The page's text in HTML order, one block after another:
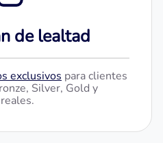
de lealtad
exclusivos para clientes
Silver, Gold y